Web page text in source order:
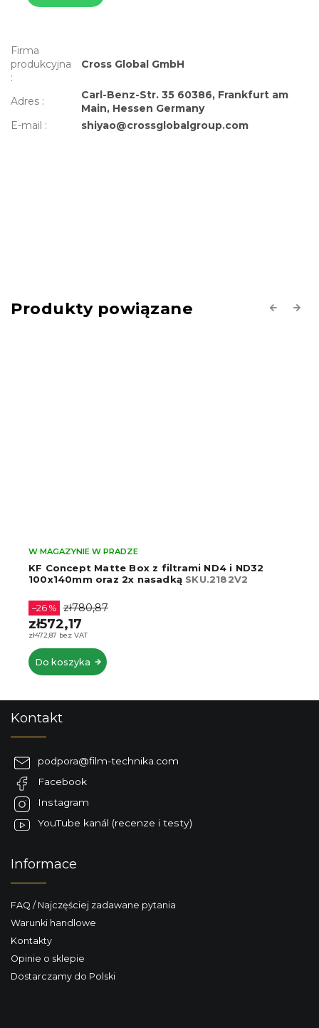
Firma
produkcyjna
:
Cross Global GmbH
Adres :
Carl-Benz-Str. 35 60386, Frankfurt am
Main, Hessen Germany
E-mail : shiyao@crossglobalgroup.com
Produkty powiązane Previous
KF Concept Matte Box z filtrami ND4 i ND32
100x140mm oraz 2x nasadką SKU.2182V2
W MAGAZYNIE W PRADZE
zł472,87 bez VAT
–26 % zł780,87
zł572,17
Do koszyka
Next
Kontakt
podpora@film-technika.com
Facebook
Instagram
YouTube kanál (recenze i testy)
Informace
FAQ / Najczęściej zadawane pytania
Warunki handlowe
Kontakty
Opinie o sklepie
Dostarczamy do Polski